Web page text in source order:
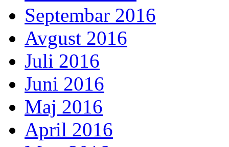
Septembar 2016
Avgust 2016
Juli 2016
Juni 2016
Maj 2016
April 2016